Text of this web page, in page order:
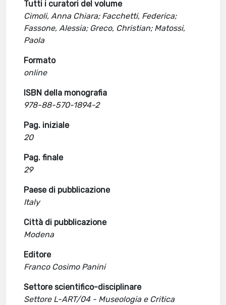
Tutti i curatori del volume
Cimoli, Anna Chiara; Facchetti, Federica;
Fassone, Alessia; Greco, Christian; Matossi,
Paola
Formato
online
ISBN della monografia
978-88-570-1894-2
Pag. iniziale
20
Pag. finale
29
Paese di pubblicazione
Italy
Città di pubblicazione
Modena
Editore
Franco Cosimo Panini
Settore scientifico-disciplinare
Settore L-ART/04 - Museologia e Critica